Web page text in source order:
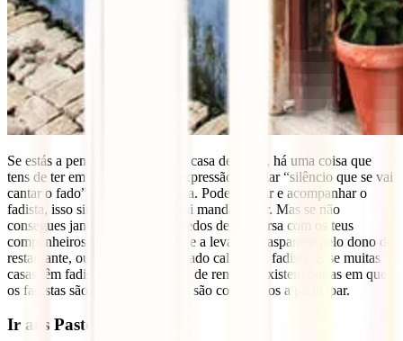
Se estás a pensar ir jantar a uma casa de fados, há uma coisa que
tens de ter em atenção, aqui a expressão popular “silêncio que se vai
cantar o fado” é para levar à letra. Podes cantar e acompanhar o
fadista, isso sim e ninguém te vai mandar calar. Mas se não
consegues jantar sem dar dois dedos de conversa com os teus
companheiros de mesa arriscas-te a levar um raspanete pelo dono do
restaurante, ou mesmo ser mandado calar pelo fadista. E se muitas
casas têm fadistas consagrados e de renome, existem outras em que
os fadistas são amadores e todos são convidados a participar.
Ir aos Pastéis de Belém